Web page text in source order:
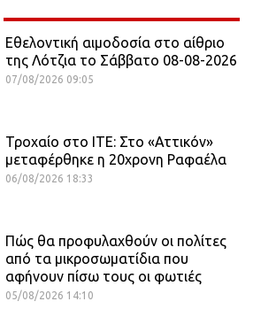
Εθελοντική αιμοδοσία στο αίθριο
της Λότζια το Σάββατο 08-08-2026
07/08/2026 09:05
Τροχαίο στο ΙΤΕ: Στο «Αττικόν»
μεταφέρθηκε η 20χρονη Ραφαέλα
06/08/2026 18:33
Πώς θα προφυλαχθούν οι πολίτες
από τα μικροσωματίδια που
αφήνουν πίσω τους οι φωτιές
05/08/2026 14:10